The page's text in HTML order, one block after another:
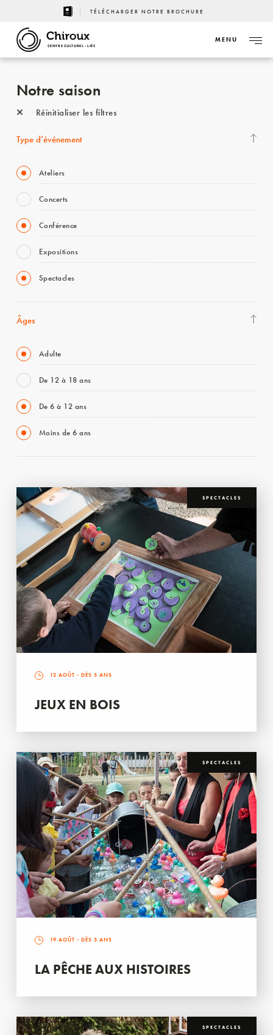
TÉLÉCHARGER NOTRE BROCHURE
CENTRE CULTUREL - LIÈGE
MENU
Notre saison
Réinitialiser les filtres
Type d’événement
Ateliers
Concerts
Conférence
Expositions
Spectacles
Âges
Adulte
De 12 à 18 ans
De 6 à 12 ans
Moins de 6 ans
SPECTACLES
12 AOÛT - DÈS 5 ANS
JEUX EN BOIS
SPECTACLES
19 AOÛT - DÈS 3 ANS
LA PÊCHE AUX HISTOIRES
SPECTACLES